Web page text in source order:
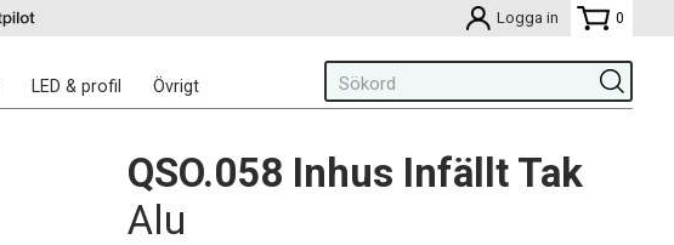
Logga in 0
LED & profil Övrigt
QSO.058 Inhus Infällt Tak
Alu